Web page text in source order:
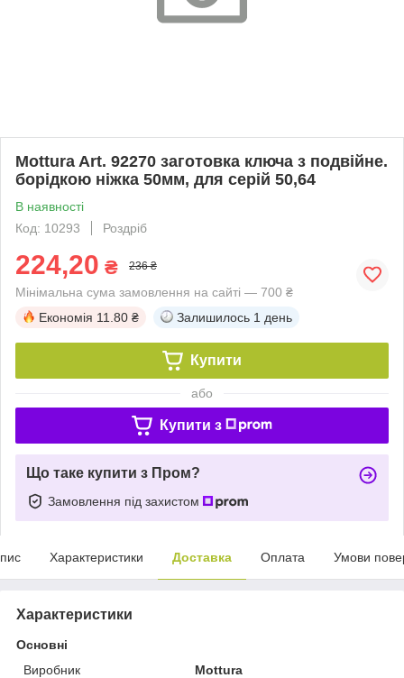
Mottura Art. 92270 заготовка ключа з подвійне.
борідкою ніжка 50мм, для серій 50,64
В наявності
Код: 10293
Роздріб
224,20 ₴ 236 ₴
Мінімальна сума замовлення на сайті — 700 ₴
Економія 11.80 ₴ Залишилось 1 день
Купити
або
Купити з
Що таке купити з Пром?
Замовлення під захистом
Характеристики Доставка Оплата Умови
Характеристики
Основні
Виробник
Mottura